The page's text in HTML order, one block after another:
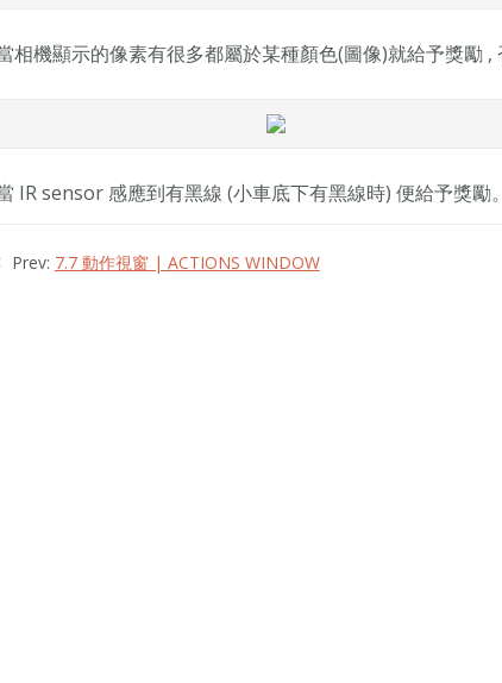
相機顯示的像素有很多都屬於某種顏色(圖像)就給予獎勵 ,
IR sensor 感應到有黑線 (小車底下有黑線時) 便給予獎勵。
Prev: 7.7 動作視窗 | ACTIONS WINDOW